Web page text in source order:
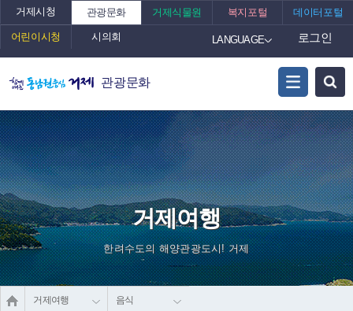
거제시청 관광문화 거제식물원 복지포털 데이터포털
어린이시청 시의회 LANGUAGE 로그인
관광문화
거제여행
한려수도의 해양관광도시! 거제
거제여행 음식